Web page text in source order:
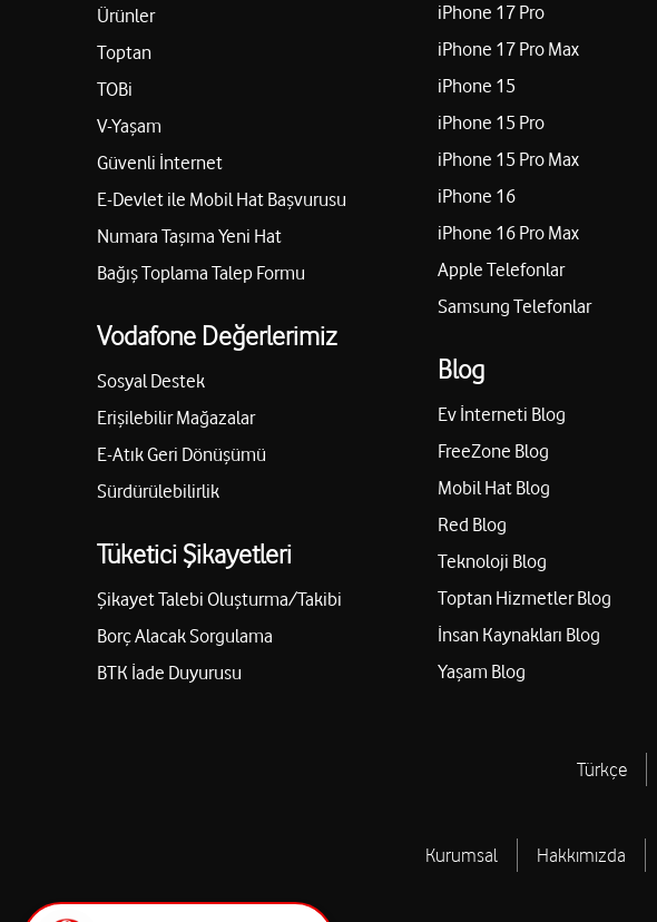
Ürünler
Toptan
TOBi
V-Yaşam
Güvenli İnternet
E-Devlet ile Mobil Hat Başvurusu
Numara Taşıma Yeni Hat
Bağış Toplama Talep Formu
Vodafone Değerlerimiz
Sosyal Destek
Erişilebilir Mağazalar
E-Atık Geri Dönüşümü
Sürdürülebilirlik
Tüketici Şikayetleri
Şikayet Talebi Oluşturma/Takibi
Borç Alacak Sorgulama
BTK İade Duyurusu
iPhone 17 Pro
iPhone 17 Pro Max
iPhone 15
iPhone 15 Pro
iPhone 15 Pro Max
iPhone 16
iPhone 16 Pro Max
Apple Telefonlar
Samsung Telefonlar
Blog
Ev İnterneti Blog
FreeZone Blog
Mobil Hat Blog
Red Blog
Teknoloji Blog
Toptan Hizmetler Blog
İnsan Kaynakları Blog
Yaşam Blog
Türkçe
Kurumsal Hakkımızda